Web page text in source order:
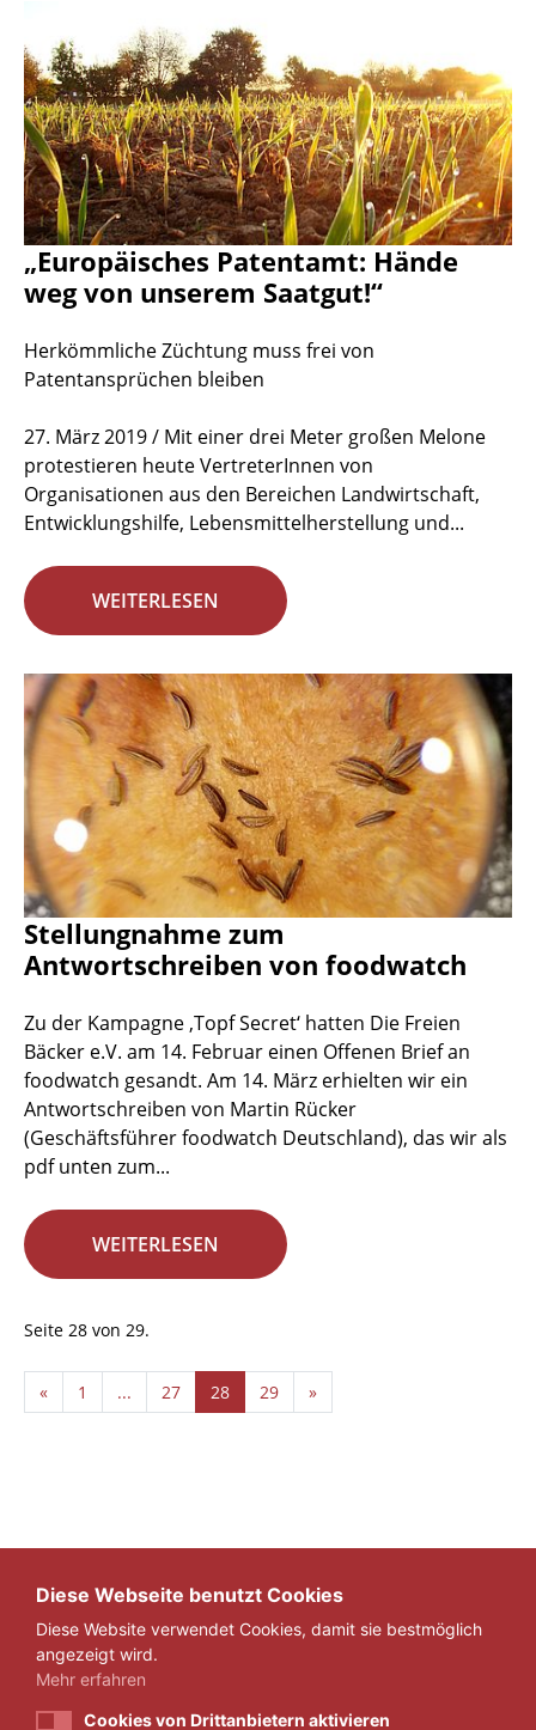
„Europäisches Patentamt: Hände
weg von unserem Saatgut!“
Herkömmliche Züchtung muss frei von
Patentansprüchen bleiben
27. März 2019 / Mit einer drei Meter großen Melone
protestieren heute VertreterInnen von
Organisationen aus den Bereichen Landwirtschaft,
Entwicklungshilfe, Lebensmittelherstellung und...
WEITERLESEN
Stellungnahme zum
Antwortschreiben von foodwatch
Zu der Kampagne ‚Topf Secret‘ hatten Die Freien
Bäcker e.V. am 14. Februar einen Offenen Brief an
foodwatch gesandt. Am 14. März erhielten wir ein
Antwortschreiben von Martin Rücker
(Geschäftsführer foodwatch Deutschland), das wir als
pdf unten zum...
WEITERLESEN
Seite 28 von 29.
« 1 ... 27 28 29 »
Diese Webseite benutzt Cookies
Diese Website verwendet Cookies, damit sie bestmöglich
angezeigt wird.
Mehr erfahren
Cookies von Drittanbietern aktivieren